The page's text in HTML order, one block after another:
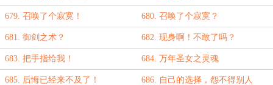
679. 召唤了个寂寞！ 680. 召唤了个寂寞？
681. 御剑之术？ 682. 现身啊！不敢了吗？
683. 把手指给我！ 684. 万年圣女之灵魂
685. 后悔已经来不及了！ 686. 自己的选择，怨不得别人